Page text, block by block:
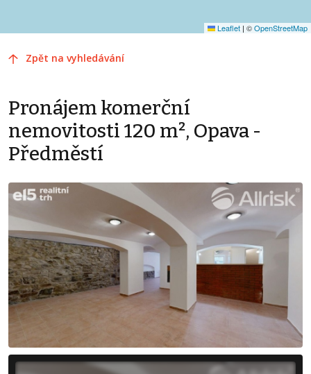
Leaflet | ©OpenStreetMap
Zpět na vyhledávání
Pronájem komerční
nemovitosti 120 m², Opava -
Předměstí